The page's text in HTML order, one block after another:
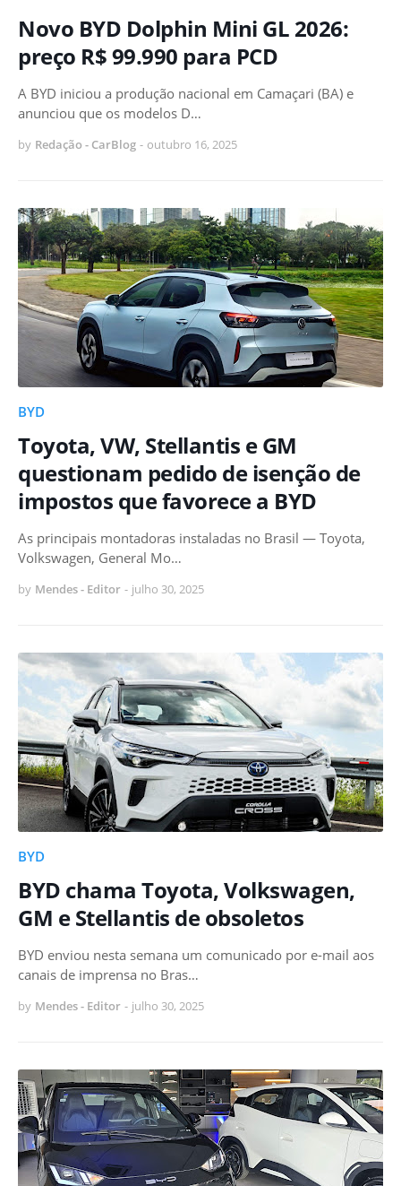
Novo BYD Dolphin Mini GL 2026:
preço R$ 99.990 para PCD
A BYD iniciou a produção nacional em Camaçari (BA) e
anunciou que os modelos D…
by Redação - CarBlog - outubro 16, 2025
BYD
Toyota, VW, Stellantis e GM
questionam pedido de isenção de
impostos que favorece a BYD
As principais montadoras instaladas no Brasil — Toyota,
Volkswagen, General Mo…
by Mendes - Editor - julho 30, 2025
BYD
BYD chama Toyota, Volkswagen,
GM e Stellantis de obsoletos
BYD enviou nesta semana um comunicado por e-mail aos
canais de imprensa no Bras…
by Mendes - Editor - julho 30, 2025